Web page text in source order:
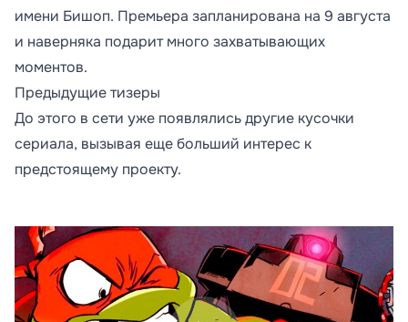
имени Бишоп. Премьера запланирована на 9 августа
и наверняка подарит много захватывающих
моментов.
Предыдущие тизеры
До этого в сети уже появлялись другие кусочки
сериала, вызывая еще больший интерес к
предстоящему проекту.